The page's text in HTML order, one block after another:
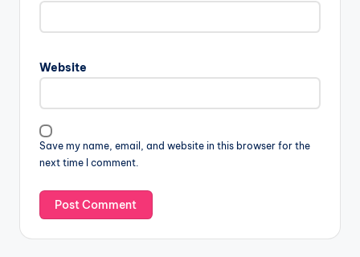
Website
Save my name, email, and website in this browser for the
next time I comment.